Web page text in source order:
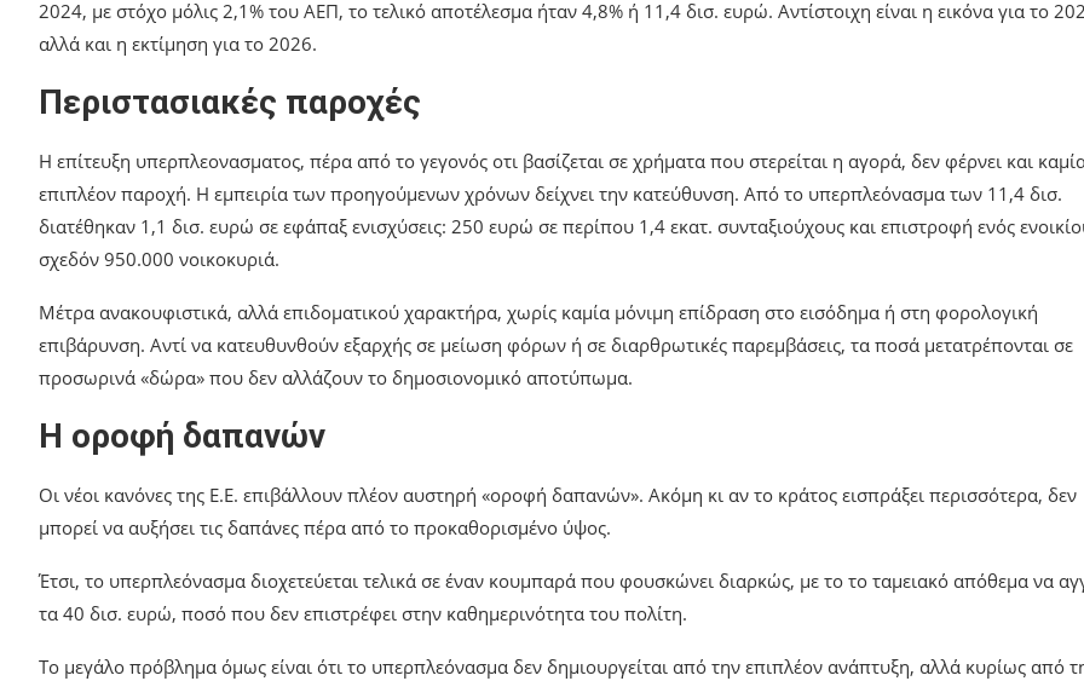
2024, με στόχο μόλις 2,1% του ΑΕΠ, το τελικό αποτέλεσμα ήταν 4,8% ή 11,4 δισ. ευρώ. Αντίστοιχη είναι η εικόνα για το
αλλά και η εκτίμηση για το 2026.
Περιστασιακές παροχές
Η επίτευξη υπερπλεονασματος, πέρα από το γεγονός οτι βασίζεται σε χρήματα που στερείται η αγορά, δεν φέρνει και
επιπλέον παροχή. Η εμπειρία των προηγούμενων χρόνων δείχνει την κατεύθυνση. Από το υπερπλεόνασμα των 11,4 δισ.
διατέθηκαν 1,1 δισ. ευρώ σε εφάπαξ ενισχύσεις: 250 ευρώ σε περίπου 1,4 εκατ. συνταξιούχους και επιστροφή ενός
σχεδόν 950.000 νοικοκυριά.
Μέτρα ανακουφιστικά, αλλά επιδοματικού χαρακτήρα, χωρίς καμία μόνιμη επίδραση στο εισόδημα ή στη φορολογική
επιβάρυνση. Αντί να κατευθυνθούν εξαρχής σε μείωση φόρων ή σε διαρθρωτικές παρεμβάσεις, τα ποσά μετατρέπονται σε
προσωρινά «δώρα» που δεν αλλάζουν το δημοσιονομικό αποτύπωμα.
Η οροφή δαπανών
Οι νέοι κανόνες της Ε.Ε. επιβάλλουν πλέον αυστηρή «οροφή δαπανών». Ακόμη κι αν το κράτος εισπράξει περισσότερα, δεν
μπορεί να αυξήσει τις δαπάνες πέρα από το προκαθορισμένο ύψος.
Έτσι, το υπερπλεόνασμα διοχετεύεται τελικά σε έναν κουμπαρά που φουσκώνει διαρκώς, με το το ταμειακό απόθεμα να
τα 40 δισ. ευρώ, ποσό που δεν επιστρέφει στην καθημερινότητα του πολίτη.
Το μεγάλο πρόβλημα όμως είναι ότι το υπερπλεόνασμα δεν δημιουργείται από την επιπλέον ανάπτυξη, αλλά κυρίως από